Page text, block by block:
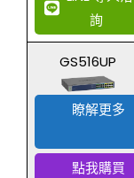
詢
GS516UP
瞭解更多
點我購買